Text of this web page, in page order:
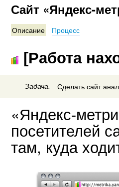
Сайт «Яндекс-
Описание Процесс
[Работа
Задача. Сделать сайт
«Яндекс-
посетителей
там, куда